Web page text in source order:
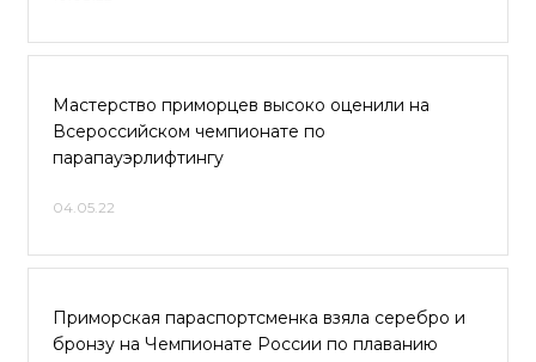
Мастерство приморцев высоко оценили на
Всероссийском чемпионате по
парапауэрлифтингу
04.05.22
Приморская параспортсменка взяла серебро и
бронзу на Чемпионате России по плаванию